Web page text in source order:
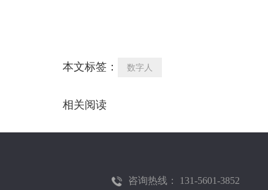
本文标签： 数字人
相关阅读
咨询热线： 131-5601-3852